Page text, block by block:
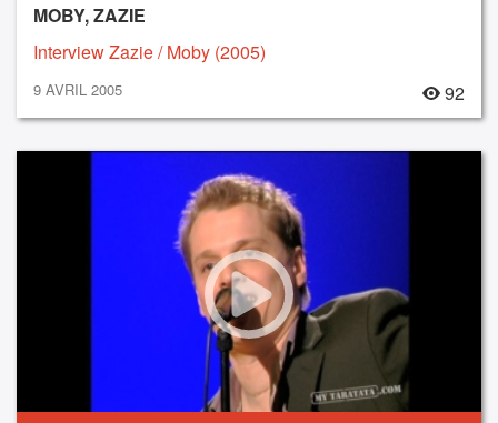
MOBY, ZAZIE
Interview Zazie / Moby (2005)
9 AVRIL 2005 92